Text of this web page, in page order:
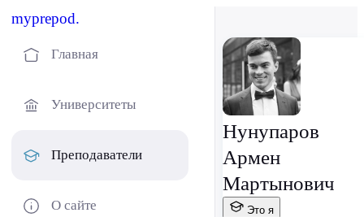
myprepod.
Главная
Университеты
Преподаватели
О сайте
Нунупаров
Армен
Мартынович
Это я